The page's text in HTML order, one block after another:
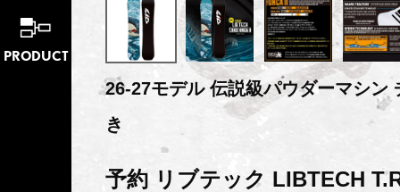
PRODUCT
26-27モデル 伝説級パウダーマシン
き
予約 リブテック LIBTECH